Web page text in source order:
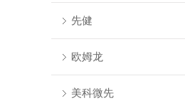
先健
欧姆龙
美科微先